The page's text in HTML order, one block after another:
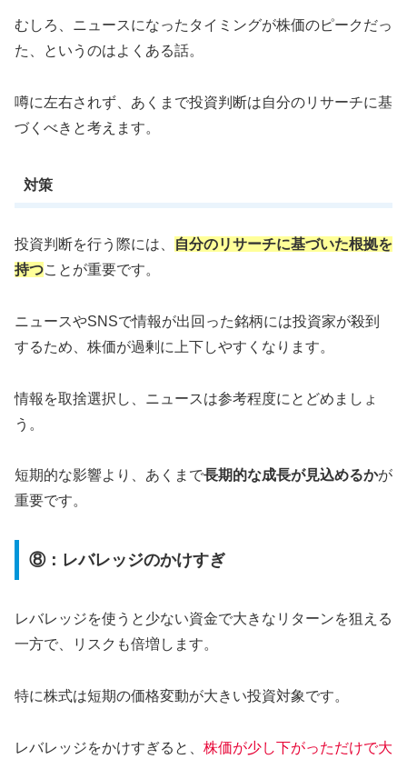
むしろ、ニュースになったタイミングが株価のピークだっ
た、というのはよくある話。
噂に左右されず、あくまで投資判断は自分のリサーチに基
づくべきと考えます。
対策
投資判断を行う際には、
自分のリサーチに基づいた根拠を
持つことが重要です。
ニュースやSNSで情報が出回った銘柄には投資家が殺到
するため、株価が過剰に上下しやすくなります。
情報を取捨選択し、ニュースは参考程度にとどめましょ
う。
短期的な影響より、あくまで長期的な成長が見込めるかが
重要です。
⑧：レバレッジのかけすぎ
レバレッジを使うと少ない資金で大きなリターンを狙える
一方で、リスクも倍増します。
特に株式は短期の価格変動が大きい投資対象です。
レバレッジをかけすぎると、 株価が少し下がっただけで大